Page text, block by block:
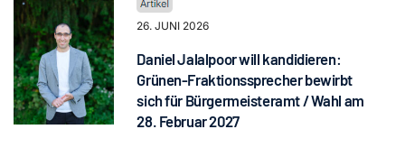
26. JUNI 2026
Daniel Jalalpoor will kandidieren:
Grünen-Fraktionssprecher bewirbt
sich für Bürgermeisteramt / Wahl am
28. Februar 2027